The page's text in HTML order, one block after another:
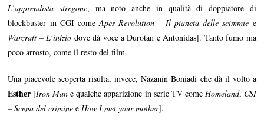
L’apprendista stregone, ma noto anche in qualità di doppiatore di
blockbuster in CGI comeApes Revolution – Il pianeta delle scimmie e
Warcraft – L’inizio dove dà voce a Durotan e Antonidas]. Tanto fumo ma
poco arrosto, come il resto del film.
Una piacevole scoperta risulta, invece, Nazanin Boniadi che dà il volto a
Esther [Iron Man e qualche apparizione in serie TV come Homeland, CSI
– Scena del crimine eHow I met your mother].